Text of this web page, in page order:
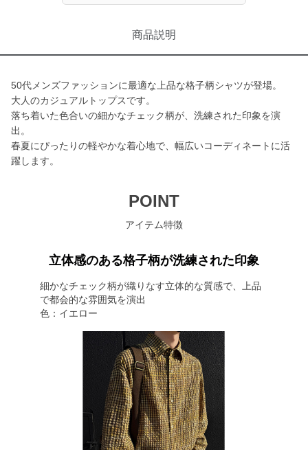
商品説明
50代メンズファッションに最適な上品な格子柄シャツが登場。
大人のカジュアルトップスです。
落ち着いた色合いの細かなチェック柄が、洗練された印象を演
出。
春夏にぴったりの軽やかな着心地で、幅広いコーディネートに活
躍します。
POINT
アイテム特徴
立体感のある格子柄が洗練された印象
細かなチェック柄が織りなす立体的な質感で、上品
で都会的な雰囲気を演出
色：イエロー